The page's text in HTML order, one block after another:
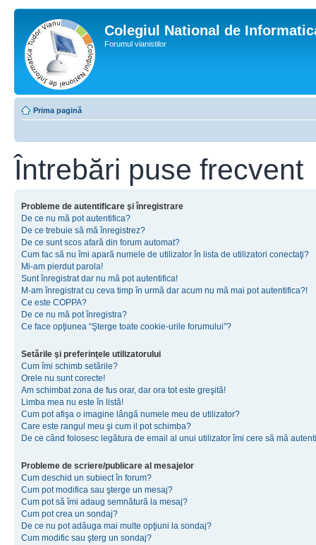
Colegiul National de
Forumul vianistilor
Prima pagină
Întrebări puse frecvent
Probleme de autentificare şi înregistrare
De ce nu mă pot autentifica?
De ce trebuie să mă înregistrez?
De ce sunt scos afară din forum automat?
Cum fac să nu îmi apară numele de utilizator în lista de utilizatori conectaţi?
Mi-am pierdut parola!
Sunt înregistrat dar nu mă pot autentifica!
M-am înregistrat cu ceva timp în urmă dar acum nu mă mai pot autentifica?!
Ce este COPPA?
De ce nu mă pot înregistra?
Ce face opţiunea “Şterge toate cookie-urile forumului”?
Setările şi preferinţele utilizatorului
Cum îmi schimb setările?
Orele nu sunt corecte!
Am schimbat zona de fus orar, dar ora tot este greşită!
Limba mea nu este în listă!
Cum pot afişa o imagine lângă numele meu de utilizator?
Care este rangul meu şi cum il pot schimba?
De ce când folosesc legătura de email al unui utilizator îmi cere să mă
Probleme de scriere/publicare al mesajelor
Cum deschid un subiect în forum?
Cum pot modifica sau şterge un mesaj?
Cum pot să îmi adaug semnătură la mesaj?
Cum pot crea un sondaj?
De ce nu pot adăuga mai multe opţiuni la sondaj?
Cum modific sau şterg un sondaj?